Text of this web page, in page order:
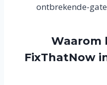
ontbrekende-
Waarom
FixThatNow